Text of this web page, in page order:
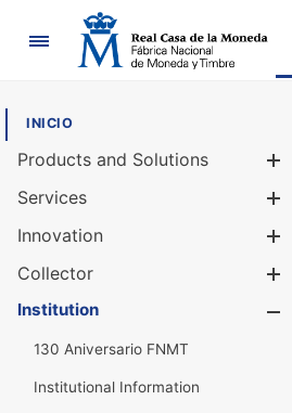
Navigation
INICIO
Products and Solutions
Services
Innovation
Collector
Institution
130 Aniversario FNMT
Institutional Information